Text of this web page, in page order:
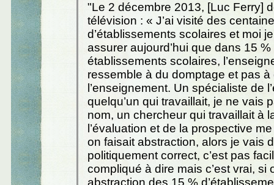
"Le 2 décembre 2013, [Luc Ferry]
télévision : « J’ai visité des
d’établissements scolaires et moi
assurer aujourd’hui que dans 15
établissements scolaires,
ressemble à du domptage et pas à
l’enseignement. Un spécialiste de
quelqu’un qui travaillait, je ne vais
nom, un chercheur qui travaillait à
l’évaluation et de la prospective
on faisait abstraction, alors je vais
politiquement correct, c’est pas
compliqué à dire mais c’est vrai, si
abstraction des 15 %